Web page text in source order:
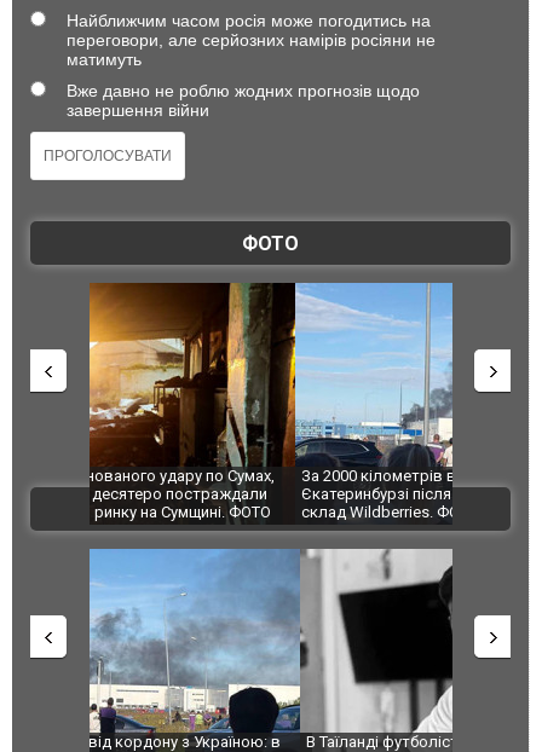
Найближчим часом росія може погодитись на
переговори, але серйозних намірів росіяни не
матимуть
Вже давно не роблю жодних прогнозів щодо
завершення війни
ФОТО
За 2000 кілометрів від кордону з Україною: в
Єкатеринбурзі після атаки дронів загорівся
склад Wildberries. ФОТО. ВІДЕО
"Мої
ВІДЕО
В Таїланді футболіст загинув від удару